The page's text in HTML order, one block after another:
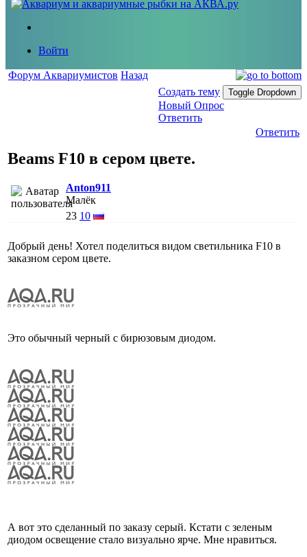
Войти
Форум Аквариумистов Назад
Создать тему
Toggle Dropdown
Новый Опрос
Ответить
Ответить
Beams F10 в сером цвете.
Anton911
Малёк
23 10
Добрый день! Хотел поделиться видом светильника F10 в
заказном сером цвете.
Это обычный черный с бирюзовым диодом.
А вот это сделанный по заказу серый. Кстати с зеленым
диодом освещение стало визуально ярче. Мне нравиться.